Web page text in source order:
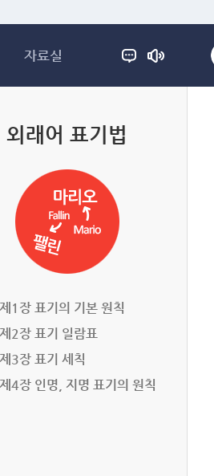
자료실
외래어 표기법
제1장 표기의 기본 원칙
제2장 표기 일람표
제3장 표기 세칙
제4장 인명, 지명 표기의 원칙